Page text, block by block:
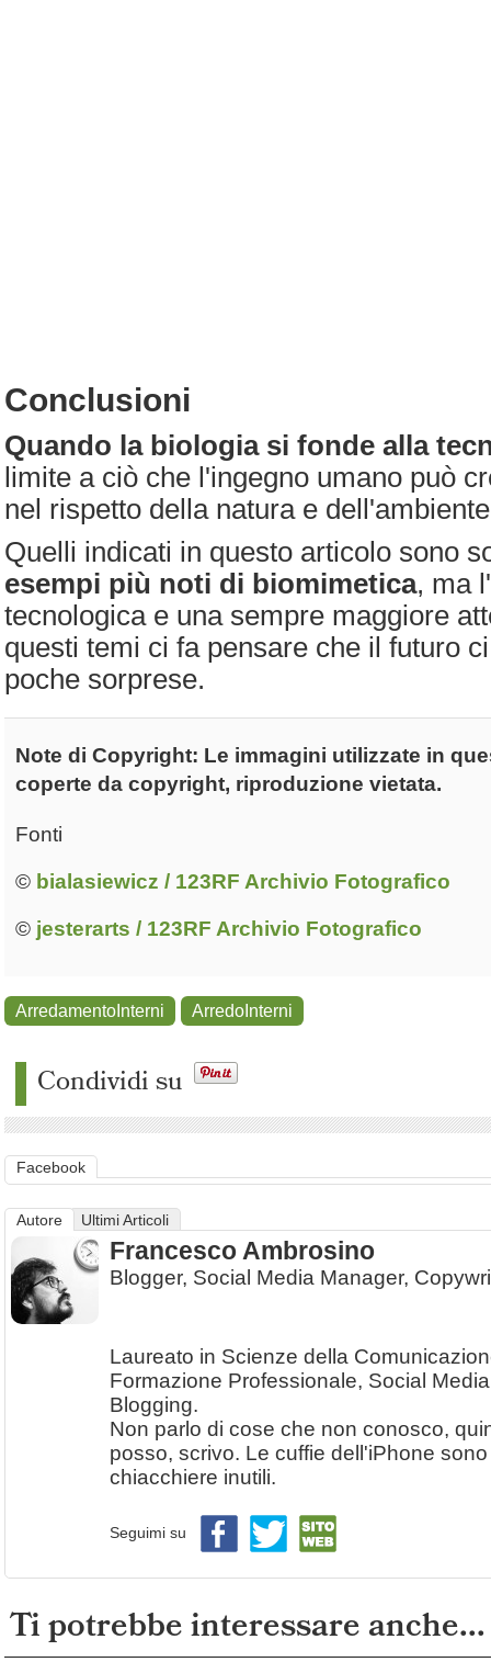
Conclusioni
Quando la biologia si fonde alla
limite a ciò che l'ingegno umano può
nel rispetto della natura e
Quelli indicati in questo articolo sono
esempi più noti di biomimetica, ma
tecnologica e una sempre maggiore
questi temi ci fa pensare che il futuro
poche sorprese.
Note di Copyright: Le immagini utilizzate in
coperte da copyright, riproduzione vietata.
Fonti
© bialasiewicz / 123RF Archivio Fotografico
© jesterarts / 123RF Archivio Fotografico
ArredamentoInterni ArredoInterni
Condividi su
Facebook
Autore Ultimi Articoli
Francesco Ambrosino
Blogger, Social Media Manager,
Laureato in Scienze della
Formazione Professionale, Social
Blogging.
Non parlo di cose che non conosco,
posso, scrivo. Le cuffie dell'iPhone
chiacchiere inutili.
Seguimi su
Ti potrebbe interessare anche...